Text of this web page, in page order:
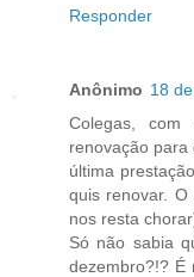
Responder
Anônimo 18
Colegas,
renovação para
última
quis renovar.
nos resta
Só não sabia
dezembro?!? É